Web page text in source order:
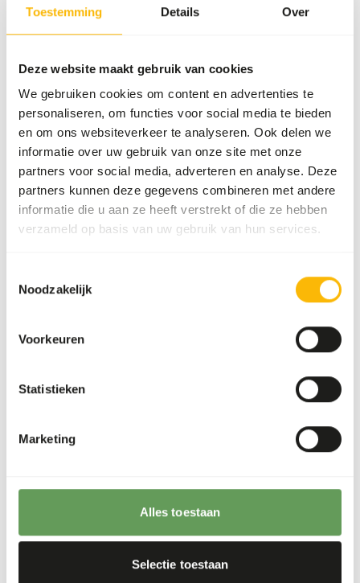
Toestemming Details Over
Deze website maakt gebruik van cookies
We gebruiken cookies om content en advertenties te
personaliseren, om functies voor social media te bieden
en om ons websiteverkeer te analyseren. Ook delen we
informatie over uw gebruik van onze site met onze
partners voor social media, adverteren en analyse. Deze
partners kunnen deze gegevens combineren met andere
informatie die u aan ze heeft verstrekt of die ze hebben
verzameld op basis van uw gebruik van hun services.
Noodzakelijk
Voorkeuren
Statistieken
Marketing
Alles toestaan
Selectie toestaan
Over dit product
Deze KB Mix bevat enkel kalkoen als eiwitbron, en kan
daarom geschikt zijn als eliminatiemenu. De mix bevat
enkel natuurlijke ingrediënten, zonder kunstmatige
toevoegingen. Deze mix is op zichzelf niet volledig, variatie
is nodig voor een gebalanceerd menu.
Eiwit
0,78%
Vezelgehalte
160
voeradvies, ziewww.kbraw.eu. Dit product is een rauw
diervoeder. Houd daarom de hygiënevoorschriften in acht,
Ook interessant